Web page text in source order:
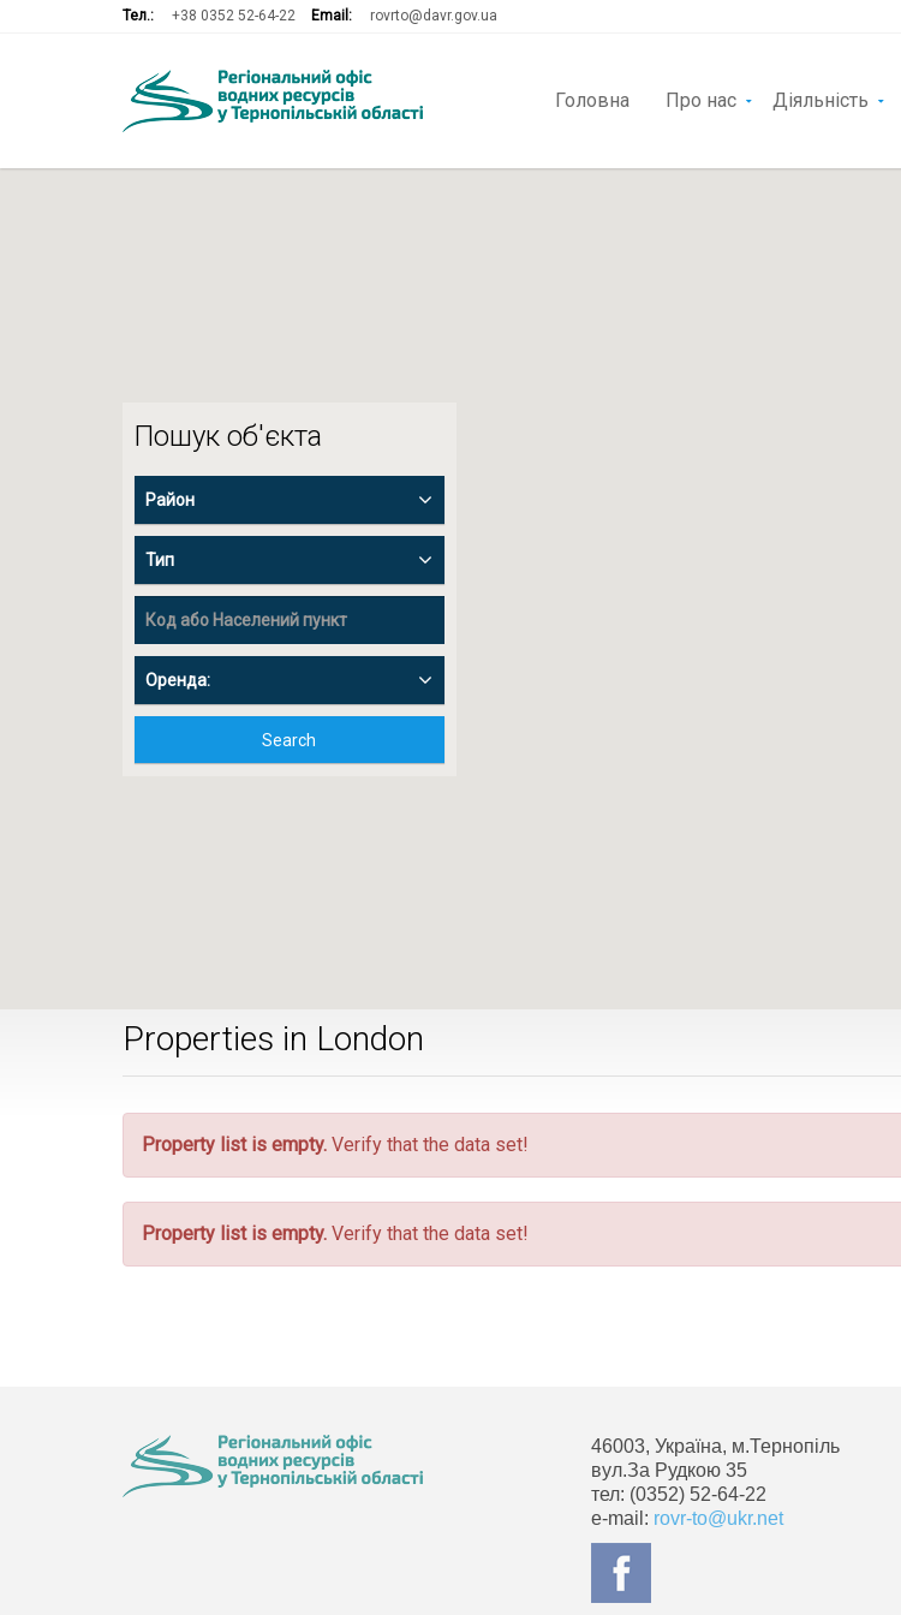
Тел.: +38 0352 52-64-22 Email: rovrto@davr.gov.ua
Головна Про нас Діяльність
Пошук об'єкта
Район
Тип
Оренда:
Search
Properties in London
Property list is empty. Verify that the data set!
Property list is empty. Verify that the data set!
46003, Україна, м.Тернопіль
вул.За Рудкою 35
тел: (0352) 52-64-22
e-mail: rovr-to@ukr.net